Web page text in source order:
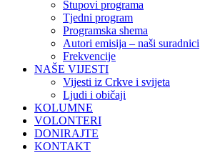
Stupovi programa
Tjedni program
Programska shema
Autori emisija – naši suradnici
Frekvencije
NAŠE VIJESTI
Vijesti iz Crkve i svijeta
Ljudi i običaji
KOLUMNE
VOLONTERI
DONIRAJTE
KONTAKT